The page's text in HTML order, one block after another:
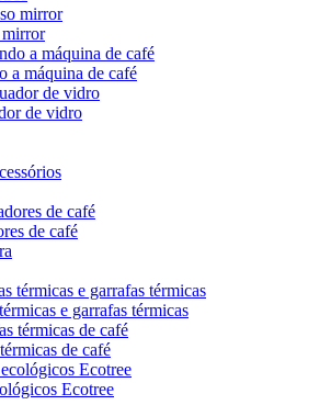
mirror
a máquina de café
de vidro
de café
e garrafas térmicas
de café
Ecotree